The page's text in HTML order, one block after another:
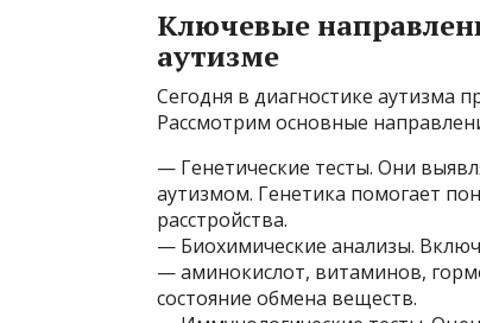
Ключевые
аутизме
Сегодня в диагностике аутизма
Рассмотрим основные
— Генетические тесты. Они
аутизмом. Генетика помогает
расстройства.
— Биохимические анализы.
— аминокислот, витаминов,
состояние обмена веществ.